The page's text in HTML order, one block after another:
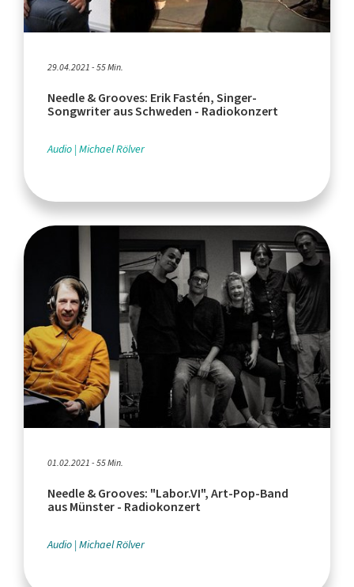
29.04.2021 - 55 Min.
Needle & Grooves: Erik Fastén, Singer-
Songwriter aus Schweden - Radiokonzert
Audio Michael Rölver
01.02.2021 - 55 Min.
Needle & Grooves: "Labor.VI", Art-Pop-Band
aus Münster - Radiokonzert
Audio Michael Rölver